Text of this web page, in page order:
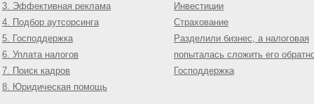
3. Эффективная реклама
4. Подбор аутсорсинга
5. Господдержка
6. Уплата налогов
7. Поиск кадров
8. Юридическая помощь
Инвестиции
Страхование
Разделили бизнес, а налоговая
попыталась сложить его
Господдержка